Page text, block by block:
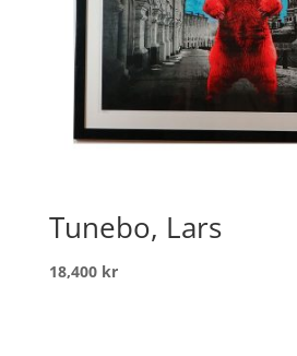
Tunebo, Lars
18,400 kr